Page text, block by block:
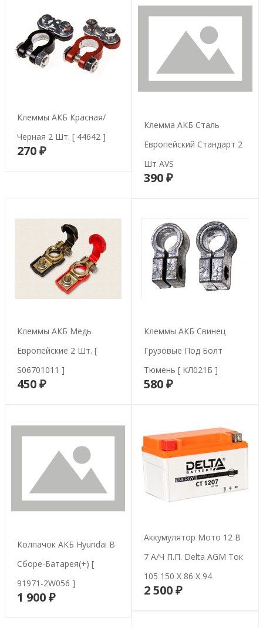
Клеммы АКБ Красная/
Черная 2 Шт. [ 44642 ]
270 ₽В корзину
Клемма АКБ Сталь
Европейский Стандарт 2
Шт AVS
390 ₽В корзину
Клеммы АКБ Медь
Европейские 2 Шт. [
S06701011 ]
450 ₽В корзину
Клеммы АКБ Свинец
Грузовые Под Болт
Тюмень [ КЛ021Б ]
580 ₽В корзину
Колпачок АКБ Hyundai В
Сборе-Батарея(+) [
91971-2W056 ]
1 900 ₽В корзину
Аккумулятор Мото 12 В
7 А/ч П.п. Delta AGM Ток
105 150 Х 86 Х 94
2 500 ₽В корзину